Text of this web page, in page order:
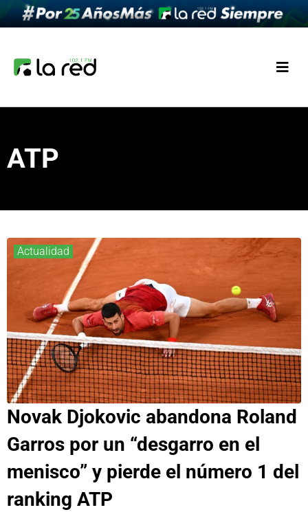
ATP
Actualidad
Novak Djokovic abandona Roland
Garros por un “desgarro en el
menisco” y pierde el número 1 del
ranking ATP